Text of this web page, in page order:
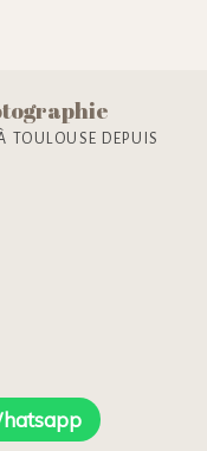
TOULOUSE DEPUIS